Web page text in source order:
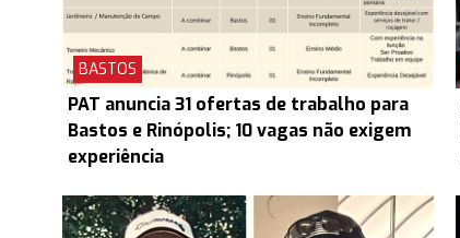
BASTOS
PAT anuncia 31 ofertas de trabalho para
Bastos e Rinópolis; 10 vagas não exigem
experiência